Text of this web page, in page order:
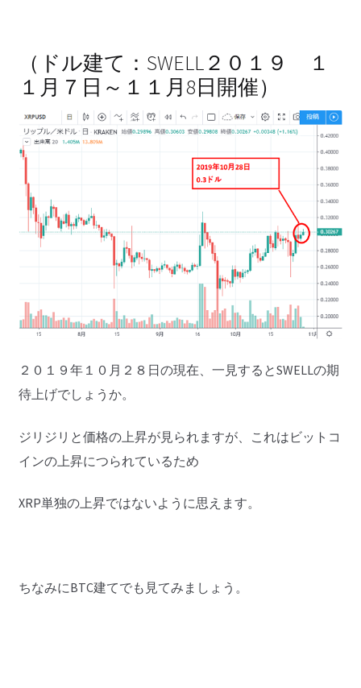
（ドル建て：SWELL２０１９ １
１月７日～１１月8日開催）
２０１９年１０月２８日の現在、一見するとSWELLの期
待上げでしょうか。
ジリジリと価格の上昇が見られますが、これはビットコ
インの上昇につられているため
XRP単独の上昇ではないように思えます。
ちなみにBTC建てでも見てみましょう。